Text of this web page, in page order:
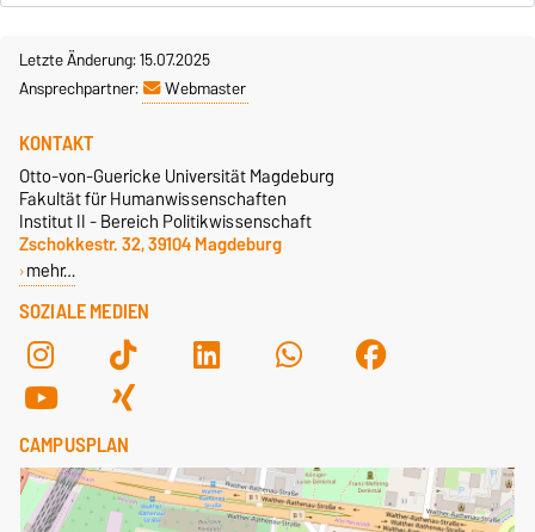
Letzte Änderung: 15.07.2025
Ansprechpartner:
Webmaster
SOZIALE MEDIEN
KONTAKT
Otto-von-Guericke Universität Magdeburg
Fakultät für Humanwissenschaften
Institut II - Bereich Politikwissenschaft
Zschokkestr. 32, 39104 Magdeburg
mehr…
CAMPUSPLAN